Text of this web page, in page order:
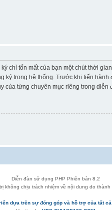
chỉ tốn mất của bạn một chút thời
trong hệ thống. Trước khi tiến
của từng chuyên mục riêng trong diễn
Diễn đàn sử dụng PHP Phiên bản 8.2
không chịu trách nhiệm về nội dung do thành
dựa trên sự đóng góp và hỗ trợ của tất